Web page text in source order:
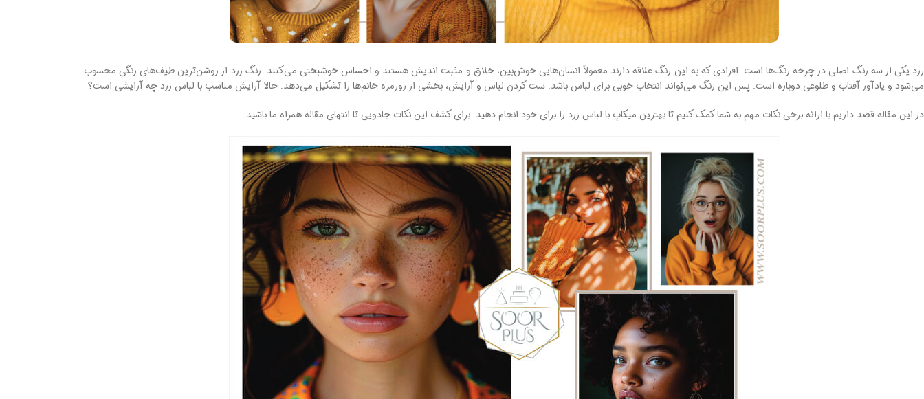
زرد یکی از سه رنگ اصلی در چرخه رنگ‌ها است. افرادی که به این رنگ علاقه دارند معمولاً انسان‌هایی خوش‌بین، خلاق و مثبت ‌اندیش هستند و احساس خوشبختی می‌کنند. رنگ زرد از روشن‌ترین طیف‌های رنگی محسوب
می‌شود و یادآور آفتاب و طلوعی دوباره است. پس این رنگ می‌تواند انتخاب خوبی برای لباس باشد. ست کردن لباس و آرایش، بخشی از روزمره خانم‌ها را تشکیل می‌دهد. حالا آرایش مناسب با لباس زرد چه آرایشی است؟
در این مقاله قصد داریم با ارائه برخی نکات مهم به شما کمک کنیم تا بهترین میکاپ با لباس زرد را برای خود انجام دهید. برای کشف این نکات جادویی تا انتهای مقاله همراه ما باشید.